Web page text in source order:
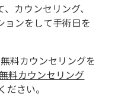
カウンセリング、
ョンをして手術日を
料カウンセリングを
料カウンセリング
ださい。